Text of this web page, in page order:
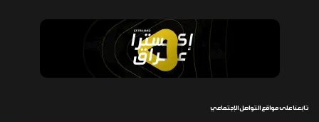
تابعنا على مواقع التواصل الإجتماعي